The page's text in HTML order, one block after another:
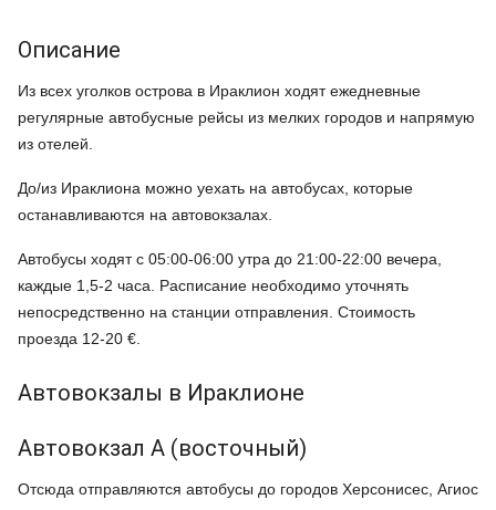
Описание
Из всех уголков острова в Ираклион ходят ежедневные
регулярные автобусные рейсы из мелких городов и напрямую
из отелей.
До/из Ираклиона можно уехать на автобусах, которые
останавливаются на автовокзалах.
Автобусы ходят с 05:00-06:00 утра до 21:00-22:00 вечера,
каждые 1,5-2 часа. Расписание необходимо уточнять
непосредственно на станции отправления. Стоимость
проезда 12-20 €.
Автовокзалы в Ираклионе
Автовокзал А (восточный)
Отсюда отправляются автобусы до городов Херсонисес, Агиос